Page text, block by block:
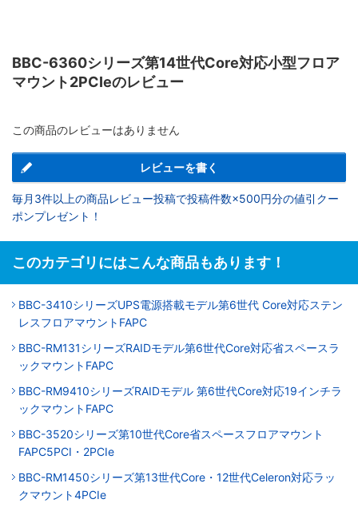
BBC-6360シリーズ第14世代Core対応小型フロア
マウント2PCIeのレビュー
この商品のレビューはありません
レビューを書く
毎月3件以上の商品レビュー投稿で投稿件数×500円分の値引クー
ポンプレゼント！
このカテゴリにはこんな商品もあります！
BBC-3410シリーズUPS電源搭載モデル第6世代 Core対応ステン
レスフロアマウントFAPC
BBC-RM131シリーズRAIDモデル第6世代Core対応省スペースラ
ックマウントFAPC
BBC-RM9410シリーズRAIDモデル 第6世代Core対応19インチラ
ックマウントFAPC
BBC-3520シリーズ第10世代Core省スペースフロアマウント
FAPC5PCI・2PCIe
BBC-RM1450シリーズ第13世代Core・12世代Celeron対応ラッ
クマウント4PCIe